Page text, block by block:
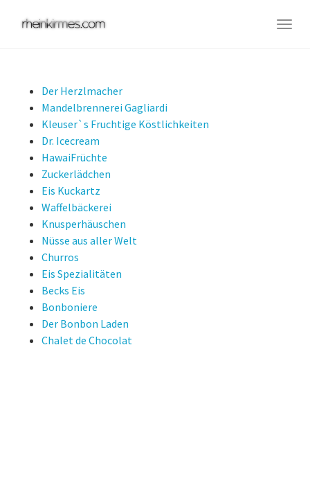
Der Herzlmacher
Mandelbrennerei Gagliardi
Kleuser`s Fruchtige Köstlichkeiten
Dr. Icecream
HawaiFrüchte
Zuckerlädchen
Eis Kuckartz
Waffelbäckerei
Knusperhäuschen
Nüsse aus aller Welt
Churros
Eis Spezialitäten
Becks Eis
Bonboniere
Der Bonbon Laden
Chalet de Chocolat